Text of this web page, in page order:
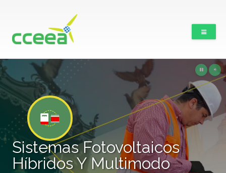
Sistemas Fotovoltaicos
Híbridos Y Multimodo